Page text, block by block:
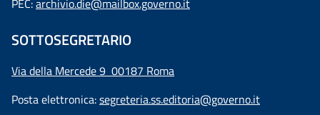
SOTTOSEGRETARIO
Via della Mercede 9 00187 Roma
Posta elettronica:segreteria.ss.editoria@governo.it